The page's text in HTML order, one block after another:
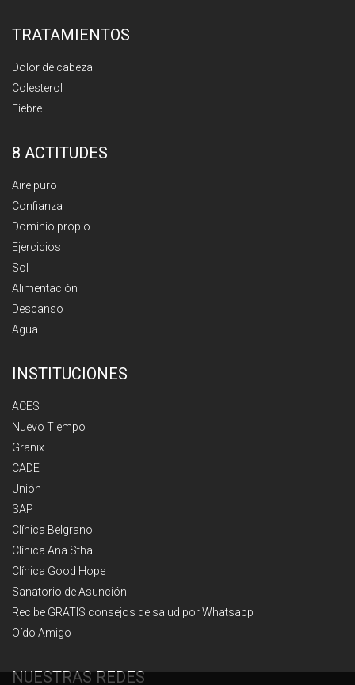
TRATAMIENTOS
Dolor de cabeza
Colesterol
Fiebre
8 ACTITUDES
Aire puro
Confianza
Dominio propio
Ejercicios
Sol
Alimentación
Descanso
Agua
INSTITUCIONES
ACES
Nuevo Tiempo
Granix
CADE
Unión
SAP
Clínica Belgrano
Clínica Ana Sthal
Clínica Good Hope
Sanatorio de Asunción
Recibe GRATIS consejos de salud por Whatsapp
Oído Amigo
NUESTRAS REDES